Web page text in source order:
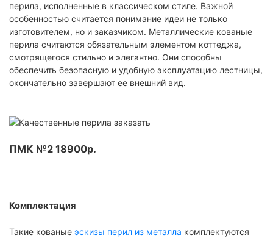
перила, исполненные в классическом стиле. Важной
особенностью считается понимание идеи не только
изготовителем, но и заказчиком. Металлические кованые
перила считаются обязательным элементом коттеджа,
смотрящегося стильно и элегантно. Они способны
обеспечить безопасную и удобную эксплуатацию лестницы,
окончательно завершают ее внешний вид.
ПМК №2 18900р.
Комплектация
Такие кованые эскизы перил из металла комплектуются